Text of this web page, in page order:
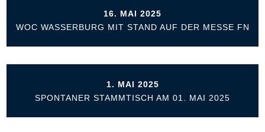
16. MAI 2025
WOC WASSERBURG MIT STAND AUF DER MESSE FN
1. MAI 2025
SPONTANER STAMMTISCH AM 01. MAI 2025